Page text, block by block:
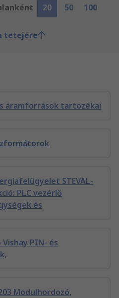
20 50 100
tetejére
áramforrások tartozékai
STEVAL-
PLC vezérlő
és
PIN- és
Modulhordozó,